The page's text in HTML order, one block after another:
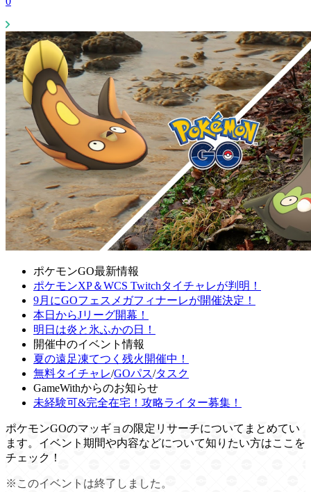
ポケモンGO最新情報
ポケモンXP＆WCS Twitchタイチャレが判明！
9月にGOフェスメガフィナーレが開催決定！
本日からJリーグ開幕！
明日は炎と氷ふかの日！
開催中のイベント情報
夏の遠足凍てつく残火開催中！
無料タイチャレ/GOパス/タスク
GameWithからのお知らせ
未経験可&完全在宅！攻略ライター募集！
ポケモンGOのマッギョの限定リサーチについてまとめてい
ます。イベント期間や内容などについて知りたい方はここを
チェック！
※このイベントは終了しました。